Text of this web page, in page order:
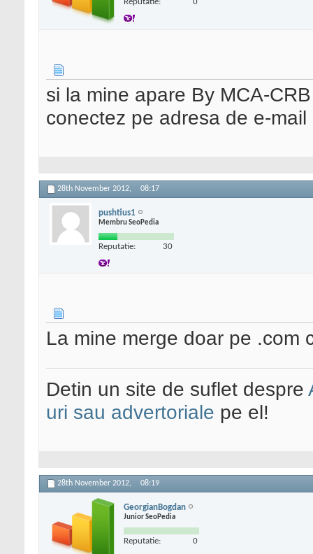
si la mine apare By MCA-
conectez pe adresa de e-mail
28th November 2012, 08:17
pushtius1
Membru SeoPedia
Reputatie: 30
La mine merge doar pe .com
Detin un site de suflet despre
uri sau advertoriale pe el!
28th November 2012, 08:19
GeorgianBogdan
Junior SeoPedia
Reputatie: 0